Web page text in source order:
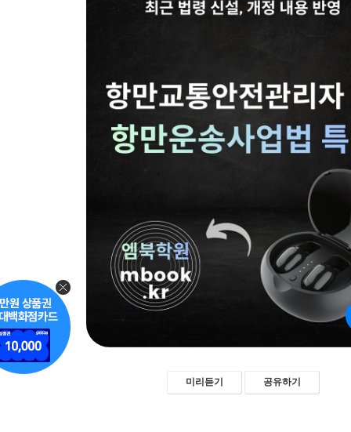
미리듣기 공유하기